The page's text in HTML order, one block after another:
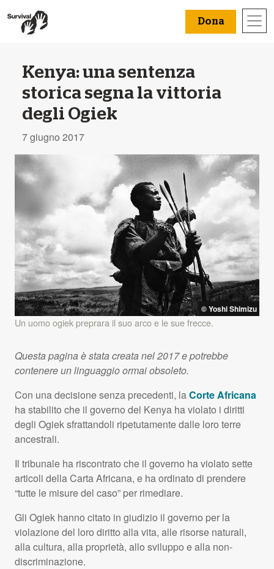
Dona
Kenya: una sentenza
storica segna la vittoria
degli Ogiek
7 giugno 2017
© Yoshi Shimizu
Un uomo ogiek preprara il suo arco e le sue frecce.
Questa pagina è stata creata nel 2017 e potrebbe
contenere un linguaggio ormai obsoleto.
Con una decisione senza precedenti, laCorte Africana
ha stabilito che il governo del Kenya ha violato i diritti
degli Ogiek sfrattandoli ripetutamente dalle loro terre
ancestrali.
Il tribunale ha riscontrato che il governo ha violato sette
articoli della Carta Africana, e ha ordinato di prendere
“tutte le misure del caso” per rimediare.
Gli Ogiek hanno citato in giudizio il governo per la
violazione del loro diritto alla vita, alle risorse naturali,
alla cultura, alla proprietà, allo sviluppo e alla non-
discriminazione.